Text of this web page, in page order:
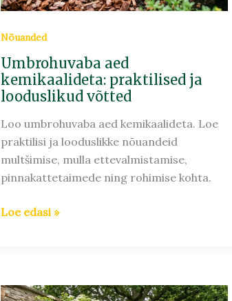
Nõuanded
Umbrohuvaba aed
kemikaalideta: praktilised ja
looduslikud võtted
Loo umbrohuvaba aed kemikaalideta. Loe
praktilisi ja looduslikke nõuandeid
multšimise, mulla ettevalmistamise,
pinnakattetaimede ning rohimise kohta.
Loe edasi »
Roniva